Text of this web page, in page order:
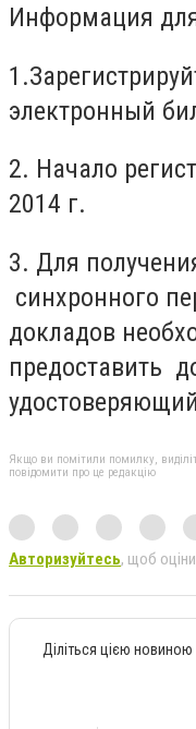
Информация
электронный
2. Начало
2014 г.
3. Для
синхронного
докладов
предоставить
Якщо ви помітили помилку,
повідомити про це редакцію
Авторизуйтесь, щоб
Діліться цією новиною